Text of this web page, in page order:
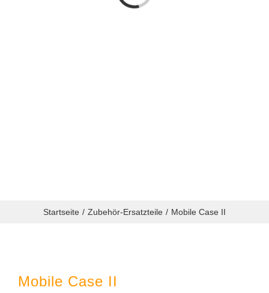
Startseite Zubehör-Ersatzteile Mobile Case II
Mobile Case II